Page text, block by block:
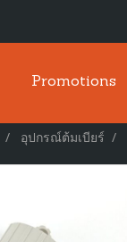
Promotions
อุปกรณ์ต้มเบียร์